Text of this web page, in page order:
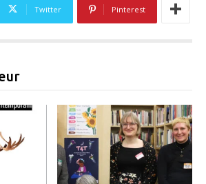
Twitter Pinterest